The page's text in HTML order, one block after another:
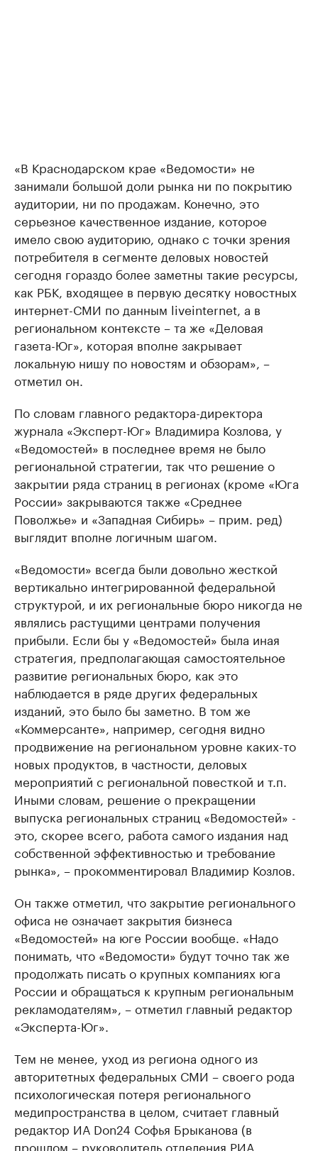
«В Краснодарском крае «Ведомости» не
занимали большой доли рынка ни по покрытию
аудитории, ни по продажам. Конечно, это
серьезное качественное издание, которое
имело свою аудиторию, однако с точки зрения
потребителя в сегменте деловых новостей
сегодня гораздо более заметны такие ресурсы,
как РБК, входящее в первую десятку новостных
интернет-СМИ по данным liveinternet, а в
региональном контексте – та же «Деловая
газета-Юг», которая вполне закрывает
локальную нишу по новостям и обзорам», –
отметил он.
По словам главного редактора-директора
журнала «Эксперт-Юг» Владимира Козлова, у
«Ведомостей» в последнее время не было
региональной стратегии, так что решение о
закрытии ряда страниц в регионах (кроме «Юга
России» закрываются также «Среднее
Поволжье» и «Западная Сибирь» – прим. ред)
выглядит вполне логичным шагом.
«Ведомости» всегда были довольно жесткой
вертикально интегрированной федеральной
структурой, и их региональные бюро никогда не
являлись растущими центрами получения
прибыли. Если бы у «Ведомостей» была иная
стратегия, предполагающая самостоятельное
развитие региональных бюро, как это
наблюдается в ряде других федеральных
изданий, это было бы заметно. В том же
«Коммерсанте», например, сегодня видно
продвижение на региональном уровне каких-то
новых продуктов, в частности, деловых
мероприятий с региональной повесткой и т.п.
Иными словам, решение о прекращении
выпуска региональных страниц «Ведомостей» -
это, скорее всего, работа самого издания над
собственной эффективностью и требование
рынка», – прокомментировал Владимир Козлов.
Он также отметил, что закрытие регионального
офиса не означает закрытия бизнеса
«Ведомостей» на юге России вообще. «Надо
понимать, что «Ведомости» будут точно так же
продолжать писать о крупных компаниях юга
России и обращаться к крупным региональным
рекламодателям», – отметил главный редактор
«Эксперта-Юг».
Тем не менее, уход из региона одного из
авторитетных федеральных СМИ – своего рода
психологическая потеря регионального
медипространства в целом, считает главный
редактор ИА Don24 Софья Брыканова (в
прошлом – руководитель отделения РИА